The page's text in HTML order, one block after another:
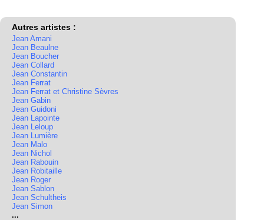
Autres artistes :
Jean Amani
Jean Beaulne
Jean Boucher
Jean Collard
Jean Constantin
Jean Ferrat
Jean Ferrat et Christine Sèvres
Jean Gabin
Jean Guidoni
Jean Lapointe
Jean Leloup
Jean Lumière
Jean Malo
Jean Nichol
Jean Rabouin
Jean Robitaille
Jean Roger
Jean Sablon
Jean Schultheis
Jean Simon
...